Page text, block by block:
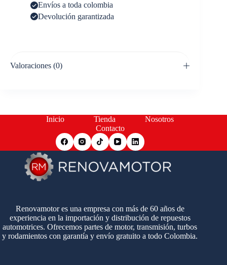
Envíos a toda colombia
Devolución garantizada
Valoraciones (0)
Inicio Tienda
Nosotros
Contacto
Renovamotor es una empresa con más de 60 años de
experiencia en la importación y distribución de repuestos
automotrices. Ofrecemos partes de motor, transmisión, turbos
y rodamientos con garantía y envío gratuito a todo Colombia.